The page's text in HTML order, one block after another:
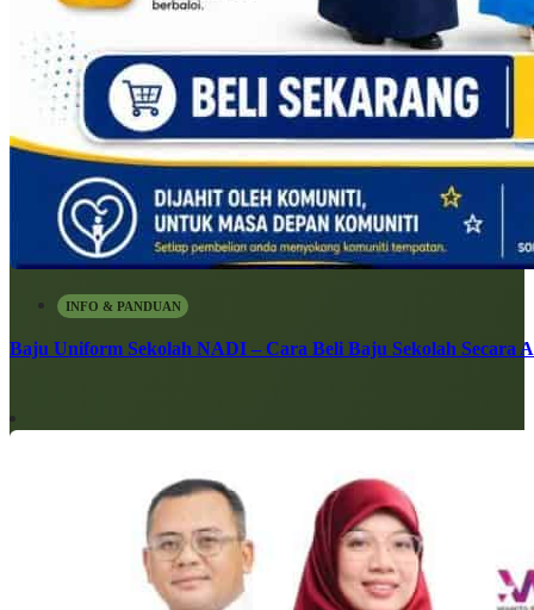
INFO & PANDUAN
Baju Uniform Sekolah NADI – Cara Beli Baju Sekolah Secara